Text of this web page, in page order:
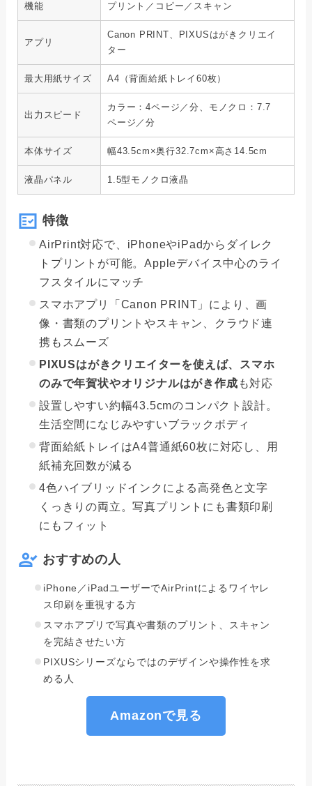
機能 プリント／コピー／スキャン
アプリ
Canon PRINT、PIXUSはがきクリエイ
ター
最大用紙サイズ A4（背面給紙トレイ60枚）
出力スピード
カラー：4ページ／分、モノクロ：7.7
ページ／分
本体サイズ 幅43.5cm×奥行32.7cm×高さ14.5cm
液晶パネル 1.5型モノクロ液晶
特徴
AirPrint対応で、iPhoneやiPadからダイレク
トプリントが可能。Appleデバイス中心のライ
フスタイルにマッチ
スマホアプリ「Canon PRINT」により、画
像・書類のプリントやスキャン、クラウド連
携もスムーズ
PIXUSはがきクリエイターを使えば、スマホ
のみで年賀状やオリジナルはがき作成 も対応
設置しやすい約幅43.5cmのコンパクト設計。
生活空間になじみやすいブラックボディ
背面給紙トレイはA4普通紙60枚に対応し、用
紙補充回数が減る
4色ハイブリッドインクによる高発色と文字
くっきりの両立。写真プリントにも書類印刷
にもフィット
おすすめの人
iPhone／iPadユーザーでAirPrintによるワイヤレ
ス印刷を重視する方
スマホアプリで写真や書類のプリント、スキャン
を完結させたい方
PIXUSシリーズならではのデザインや操作性を求
める人
Amazonで見る